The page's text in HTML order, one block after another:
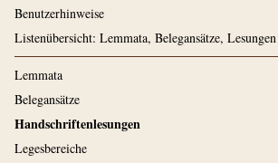
Benutzerhinweise
Listenübersicht: Lemmata, Belegansätze, Lesungen
Lemmata
Belegansätze
Handschriftenlesungen
Legesbereiche